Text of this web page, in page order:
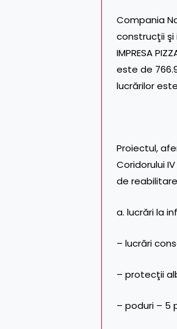
Compania
construcţii şi
IMPRESA
este de
lucrărilor
Proiectul,
Coridorului
de
a. lucrări la
– lucrări
– protecţii
– poduri – 5